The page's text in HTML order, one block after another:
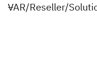
VAR/Reseller/